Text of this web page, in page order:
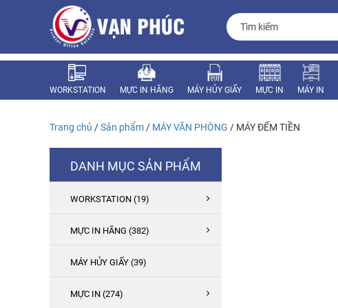
WORKSTATION MỰC IN HÃNG MÁY HỦY GIẤY MỰC IN MÁY IN
MÁY VĂN PHÒNG LINH KIỆN
Trang chủ /Sản phẩm / MÁY VĂN PHÒNG / MÁY ĐẾM TIỀN
DANH MỤC SẢN PHẨM
WORKSTATION (19)
MỰC IN HÃNG (382)
MÁY HỦY GIẤY (39)
MỰC IN (274)